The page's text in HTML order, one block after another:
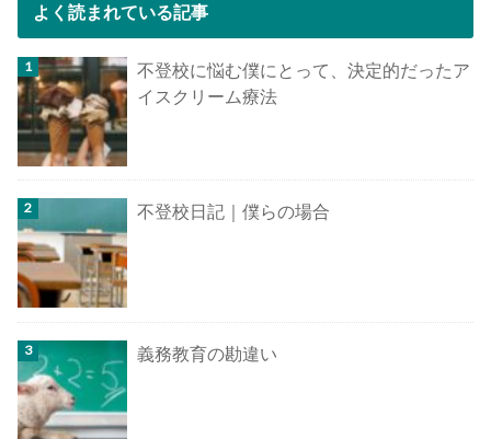
よく読まれている記事
不登校に悩む僕にとって、決定的だったア
イスクリーム療法
不登校日記｜僕らの場合
義務教育の勘違い